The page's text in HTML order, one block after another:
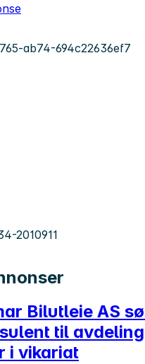
ab74-694c22636ef7
2010911
Bilutleie AS
til avdeling
i vikariat